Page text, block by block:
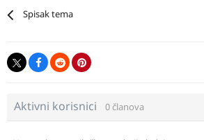
Spisak tema
Aktivni korisnici 0 članova